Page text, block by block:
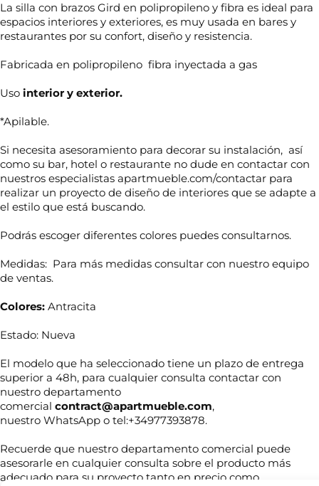
La silla con brazos Gird en polipropileno y fibra es ideal para
espacios interiores y exteriores, es muy usada en bares y
restaurantes por su confort, diseño y resistencia.
Fabricada en polipropileno fibra inyectada a gas
Uso interior y exterior.
*Apilable.
Si necesita asesoramiento para decorar su instalación, así
como su bar, hotel o restaurante no dude en contactar con
nuestros especialistas apartmueble.com/contactar para
realizar un proyecto de diseño de interiores que se adapte a
el estilo que está buscando.
Podrás escoger diferentes colores puedes consultarnos.
Medidas: Para más medidas consultar con nuestro equipo
de ventas.
Colores: Antracita
Estado: Nueva
El modelo que ha seleccionado tiene un plazo de entrega
superior a 48h, para cualquier consulta contactar con
nuestro departamento
comercial contract@apartmueble.com,
nuestro WhatsApp o tel:+34977393878.
Recuerde que nuestro departamento comercial puede
asesorarle en cualquier consulta sobre el producto más
adecuado para su proyecto tanto en precio como
N
o
m
b
r
*e
l
é